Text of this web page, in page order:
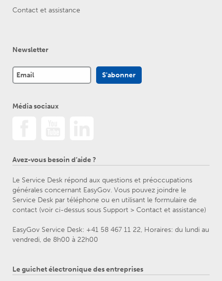
Contact et assistance
Newsletter
Média sociaux
Avez-vous besoin d’aide ?
Le Service Desk répond aux questions et préoccupations
générales concernant EasyGov. Vous pouvez joindre le
Service Desk par téléphone ou en utilisant le formulaire de
contact (voir ci-dessus sous Support > Contact et assistance)
EasyGov Service Desk: +41 58 467 11 22, Horaires: du lundi au
vendredi, de 8h00 à 22h00
Le guichet électronique des entreprises